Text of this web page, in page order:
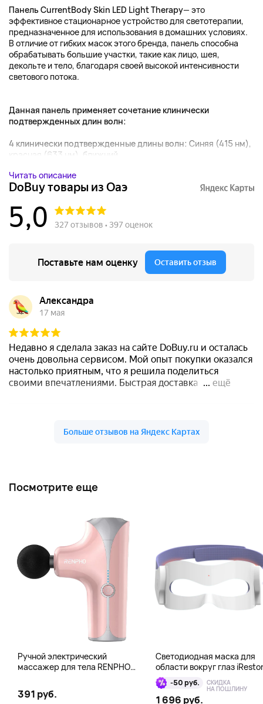
Панель CurrentBody Skin LED Light Therapy— это
эффективное стационарное устройство для светотерапии,
предназначенное для использования в домашних условиях.
В отличие от гибких масок этого бренда, панель способна
обрабатывать большие участки, такие как лицо, шея,
декольте и тело, благодаря своей высокой интенсивности
светового потока.
Данная панель применяет сочетание клинически
подтвержденных длин волн:
4 клинически подтвержденные длины волн: Синяя (415 нм),
красная (633 нм), ближний ...
Читать описание
Посмотрите еще
Ручной электрический
массажер для тела RENPHO
391 руб.
Светодиодная маска для
области вокруг глаз
Illumina LED Eye Mask
-50 руб. СКИДКА
НА ПОШЛИНУ
1 696 руб.